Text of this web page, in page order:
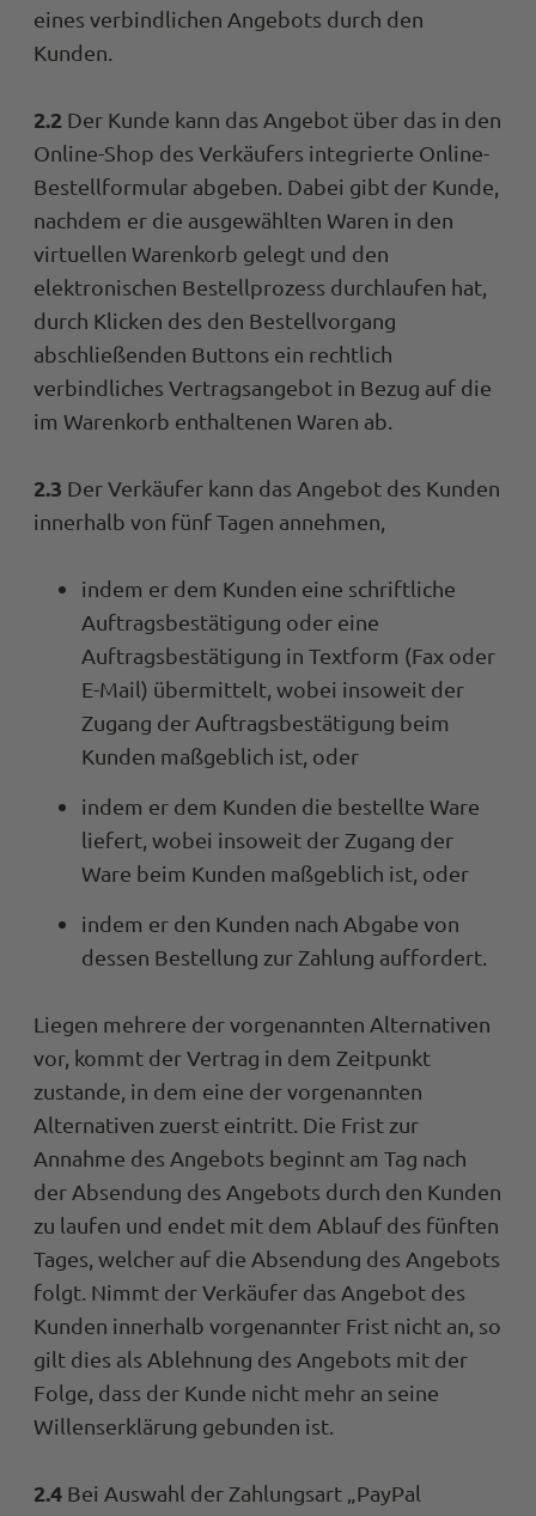
eines verbindlichen Angebots durch den
Kunden.
2.2 Der Kunde kann das Angebot über das in den
Online-Shop des Verkäufers integrierte Online-
Bestellformular abgeben. Dabei gibt der Kunde,
nachdem er die ausgewählten Waren in den
virtuellen Warenkorb gelegt und den
elektronischen Bestellprozess durchlaufen hat,
durch Klicken des den Bestellvorgang
abschließenden Buttons ein rechtlich
verbindliches Vertragsangebot in Bezug auf die
im Warenkorb enthaltenen Waren ab.
2.3 Der Verkäufer kann das Angebot des Kunden
innerhalb von fünf Tagen annehmen,
indem er dem Kunden eine schriftliche
Auftragsbestätigung oder eine
Auftragsbestätigung in Textform (Fax oder
E-Mail) übermittelt, wobei insoweit der
Zugang der Auftragsbestätigung beim
Kunden maßgeblich ist, oder
indem er dem Kunden die bestellte Ware
liefert, wobei insoweit der Zugang der
Ware beim Kunden maßgeblich ist, oder
indem er den Kunden nach Abgabe von
dessen Bestellung zur Zahlung auffordert.
Liegen mehrere der vorgenannten Alternativen
vor, kommt der Vertrag in dem Zeitpunkt
zustande, in dem eine der vorgenannten
Alternativen zuerst eintritt. Die Frist zur
Annahme des Angebots beginnt am Tag nach
der Absendung des Angebots durch den Kunden
zu laufen und endet mit dem Ablauf des fünften
Tages, welcher auf die Absendung des Angebots
folgt. Nimmt der Verkäufer das Angebot des
Kunden innerhalb vorgenannter Frist nicht an, so
gilt dies als Ablehnung des Angebots mit der
Folge, dass der Kunde nicht mehr an seine
Willenserklärung gebunden ist.
2.4 Bei Auswahl der Zahlungsart „PayPal